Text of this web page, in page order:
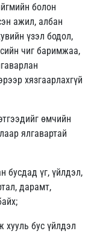
болон
ажил, албан
үзэл бодол,
чиг баримжаа,
хязгаарлахгүй
өмчийн
ялгавартай
бусдад үг, үйлдэл,
дарамт,
бус үйлдэл